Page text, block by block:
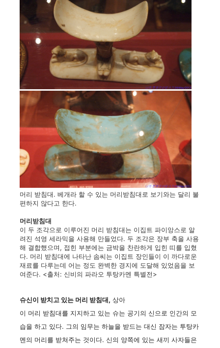
머리 받침대. 베개라 할 수 있는 머리받침대로 보기와는 달리 불
편하지 않다고 한다.
머리받침대
이 두 조각으로 이루어진 머리 받침대는 이집트 파이앙스로 알
려진 석영 세라믹을 사용해 만들었다. 두 조각은 장부 축을 사용
해 결합했으며, 접힌 부분에는 금박을 찬란하게 입힌 띠를 입혔
다. 머리 받침대에 나타난 솜씨는 이집트 장인들이 이 까다로운
재료를 다루는데 어는 정도 완벽한 경지에 도달해 있었음을 보
여준다. <출처: 신비의 파라오 투탕카멘 특별전>
슈신이 받치고 있는 머리 받침대, 상아
이 머리 받침대를 지지하고 있는 슈는 공기의 신으로 인간의 모
습을 하고 있다. 그의 임무는 하늘을 받드는 대신 잠자는 투탕카
멘의 머리를 받쳐주는 것이다. 신의 양쪽에 있는 새끼 사자들은